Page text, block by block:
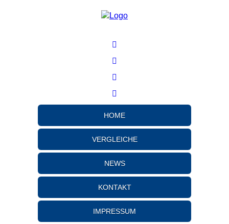
HOME
VERGLEICHE
NEWS
KONTAKT
IMPRESSUM